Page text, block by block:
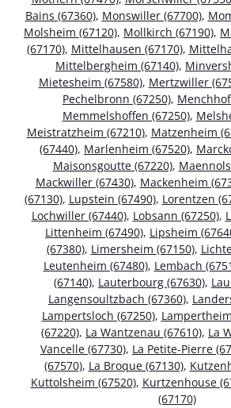
Bains (67360), Monswiller (67700),
Molsheim (67120), Mollkirch (67190),
(67170), Mittelhausen (67170),
Mittelbergheim (67140),
Mietesheim (67580), Mertzwiller
Pechelbronn (67250),
Memmelshoffen (67250),
Meistratzheim (67210), Matzenheim
(67440), Marlenheim (67520),
Maisonsgoutte (67220),
Mackwiller (67430), Mackenheim
(67130), Lupstein (67490), Lorentzen
Lochwiller (67440), Lobsann (67250),
Littenheim (67490), Lipsheim
(67380), Limersheim (67150),
Leutenheim (67480), Lembach
(67140), Lauterbourg (67630),
Langensoultzbach (67360),
Lampertsloch (67250),
(67220), La Wantzenau (67610), La
Vancelle (67730), La Petite-Pierre
(67570), La Broque (67130),
Kuttolsheim (67520), Kurtzenhouse
(67170)